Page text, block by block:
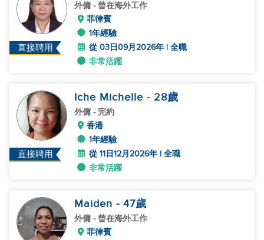
直接聘用
外傭 - 曾在海外工作
菲律賓
1年經驗
從 03日09月2026年 | 全職
非常活躍
直接聘用
Iche Michelle - 28歲
外傭 - 完約
香港
1年經驗
從 11日12月2026年 | 全職
非常活躍
Maiden - 47歲
外傭 - 曾在海外工作
菲律賓